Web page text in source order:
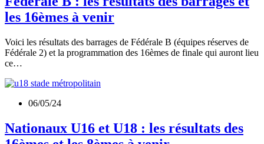
les 16èmes à venir
Voici les résultats des barrages de Fédérale B (équipes réserves de
Fédérale 2) et la programmation des 16èmes de finale qui auront lieu
ce…
06/05/24
Nationaux U16 et U18 : les résultats des